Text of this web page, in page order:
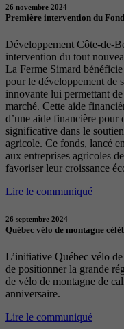
26 novembre 2024
Première intervention du
Développement Côte-de-
intervention du tout
La Ferme Simard
pour le développement de
innovante lui permettant
marché. Cette aide
d’une aide financière pour
significative dans le
agricole. Ce fonds, lancé
aux entreprises agricoles
favoriser leur croissance
Lire le communiqué
26 septembre 2024
Québec vélo de montagne
L’initiative Québec vélo
de positionner la grande
de vélo de montagne de
anniversaire.
Lire le communiqué